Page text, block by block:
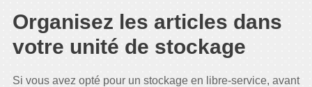
Organisez les articles dans
votre unité de stockage
Si vous avez opté pour un stockage en libre-service, avant